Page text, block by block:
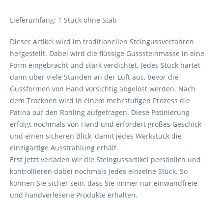
Lieferumfang: 1 Stück ohne Stab
Dieser Artikel wird im traditionellen Steingussverfahren
hergestellt. Dabei wird die flüssige Gusssteinmasse in eine
Form eingebracht und stark verdichtet. Jedes Stück härtet
dann über viele Stunden an der Luft aus, bevor die
Gussformen von Hand vorsichtig abgelöst werden. Nach
dem Trocknen wird in einem mehrstufigen Prozess die
Patina auf den Rohling aufgetragen. Diese Patinierung
erfolgt nochmals von Hand und erfordert großes Geschick
und einen sicheren Blick, damit jedes Werkstück die
einzigartige Ausstrahlung erhält.
Erst jetzt verladen wir die Steingussartikel persönlich und
kontrollieren dabei nochmals jedes einzelne Stück. So
können Sie sicher sein, dass Sie immer nur einwandfreie
und handverlesene Produkte erhalten.